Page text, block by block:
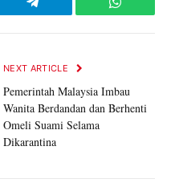
Telegram
NEXT ARTICLE
Pemerintah Malaysia Imbau
Wanita Berdandan dan Berhenti
Omeli Suami Selama
Dikarantina